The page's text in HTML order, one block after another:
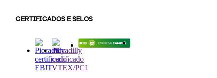
CERTIFICADOS E SELOS